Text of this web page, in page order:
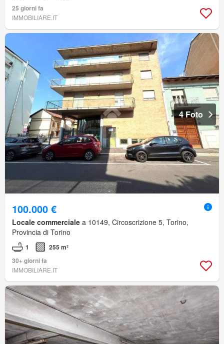
25 giorni fa
IMMOBILIARE.IT
4 Foto
100.000 €
Locale commerciale a 10149, Circoscrizione 5, Torino,
Provincia di Torino
1
255 m²
30+ giorni fa
IMMOBILIARE.IT